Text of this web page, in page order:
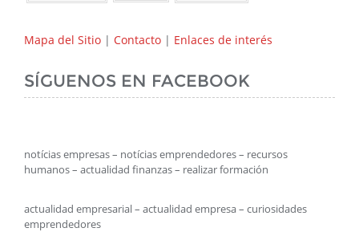
Mapa del Sitio | Contacto | Enlaces de interés
SÍGUENOS EN FACEBOOK
notícias empresas – notícias emprendedores – recursos
humanos – actualidad finanzas – realizar formación
actualidad empresarial – actualidad empresa – curiosidades
emprendedores